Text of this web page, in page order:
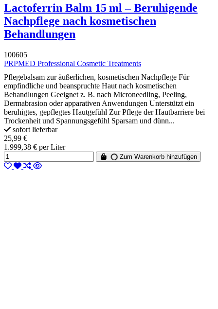
Lactoferrin Balm 15 ml – Beruhigende
Nachpflege nach kosmetischen
Behandlungen
100605
PRPMED Professional Cosmetic Treatments
Pflegebalsam zur äußerlichen, kosmetischen Nachpflege Für
empfindliche und beanspruchte Haut nach kosmetischen
Behandlungen Geeignet z. B. nach Microneedling, Peeling,
Dermabrasion oder apparativen Anwendungen Unterstützt ein
beruhigtes, gepflegtes Hautgefühl Zur Pflege der Hautbarriere bei
Trockenheit und Spannungsgefühl Sparsam und dünn...
sofort lieferbar
25,99 €
1.999,38 € per Liter
Zum Warenkorb hinzufügen